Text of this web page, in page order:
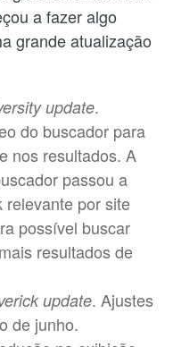
a fazer algo
grande atualização
update.
do buscador para
nos resultados. A
passou a
relevante por site
possível buscar
resultados de
update. Ajustes
de junho.